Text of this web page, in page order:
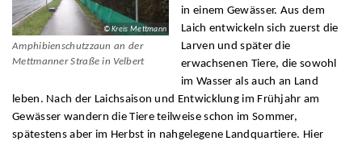
© Kreis Mettmann
Amphibienschutzzaun an der
Mettmanner Straße in Velbert
in einem Gewässer. Aus dem
Laich entwickeln sich zuerst die
Larven und später die
erwachsenen Tiere, die sowohl
im Wasser als auch an Land
leben. Nach der Laichsaison und Entwicklung im Frühjahr am
Gewässer wandern die Tiere teilweise schon im Sommer,
spätestens aber im Herbst in nahgelegene Landquartiere. Hier